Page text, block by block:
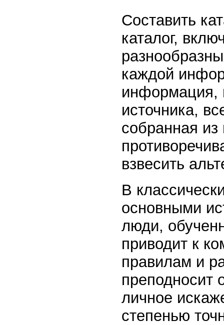
Составить
каталог,
каждой
информация,
источника,
собранная
взвесить
В
основными
люди,
приводит к
правилам и
преподносит
личное
степенью